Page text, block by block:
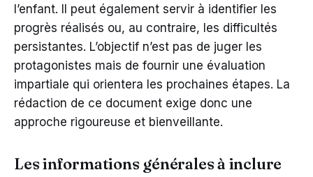
l’enfant. Il peut également servir à identifier les
progrès réalisés ou, au contraire, les difficultés
persistantes. L’objectif n’est pas de juger les
protagonistes mais de fournir une évaluation
impartiale qui orientera les prochaines étapes. La
rédaction de ce document exige donc une
approche rigoureuse et bienveillante.
Les informations générales à inclure